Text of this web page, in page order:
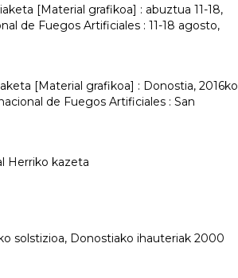
[Material grafikoa] : abuztua 11-18,
de Fuegos Artificiales : 11-18 agosto,
[Material grafikoa] : Donostia, 2016ko
de Fuegos Artificiales : San
Herriko kazeta
solstizioa, Donostiako ihauteriak 2000